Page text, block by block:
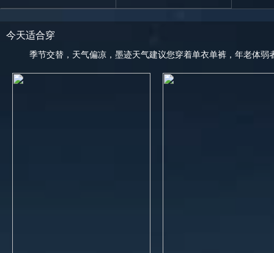
今天适合穿
季节交替，天气偏凉，墨迹天气建议您穿着单衣单裤，年老体